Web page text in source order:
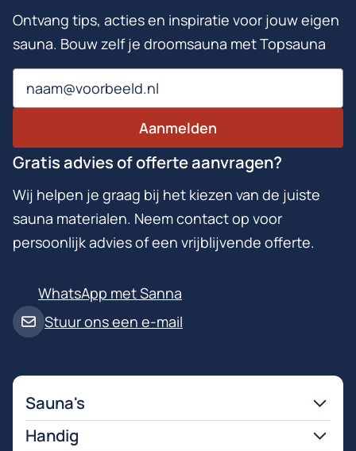
Ontvang tips, acties en inspiratie voor jouw eigen
sauna. Bouw zelf je droomsauna met Topsauna
Email
Aanmelden
Gratis advies of offerte aanvragen?
Wij helpen je graag bij het kiezen van de juiste
sauna materialen. Neem contact op voor
persoonlijk advies of een vrijblijvende offerte.
Stuur ons een e-mail
WhatsApp met Sanna
Sauna's
Handig